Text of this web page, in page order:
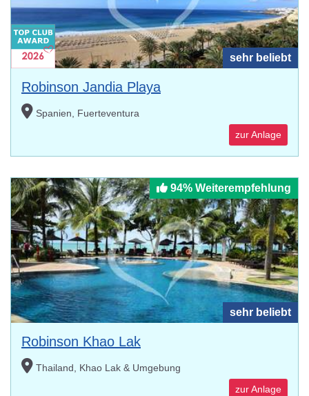
sehr beliebt
Robinson Jandia Playa
Spanien, Fuerteventura
zur Anlage
94% Weiterempfehlung
sehr beliebt
Robinson Khao Lak
Thailand, Khao Lak & Umgebung
zur Anlage